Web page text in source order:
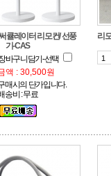
기-CAS
바구니담기-선택
액 : 30,500원
매시의 단가입니다.
송비 : 무료